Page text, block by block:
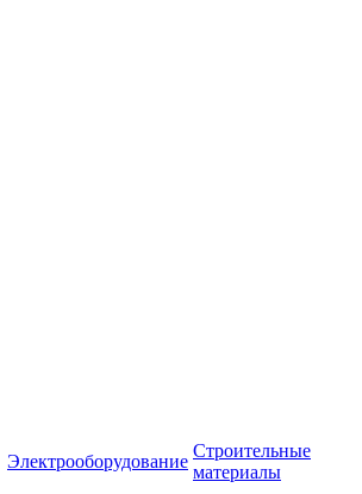
Электрооборудование
Строительные
материалы